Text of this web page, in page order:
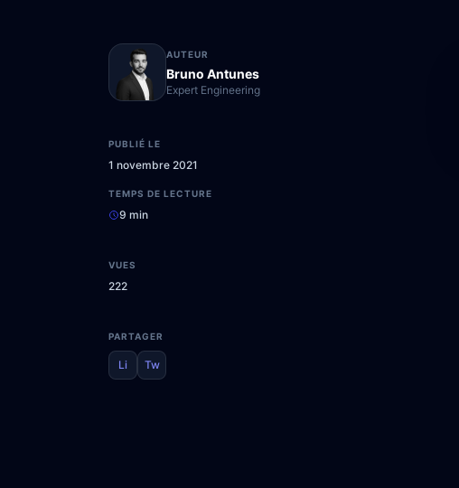
AUTEUR
Bruno Antunes
Expert Engineering
PUBLIÉ LE
1 novembre 2021
TEMPS DE LECTURE
9 min
VUES
222
PARTAGER
Li Tw